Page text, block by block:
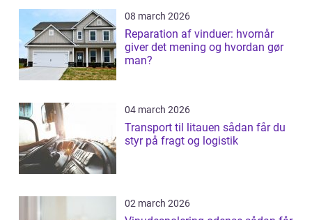
08 march 2026
Reparation af vinduer: hvornår
giver det mening og hvordan gør
man?
04 march 2026
Transport til litauen sådan får du
styr på fragt og logistik
02 march 2026